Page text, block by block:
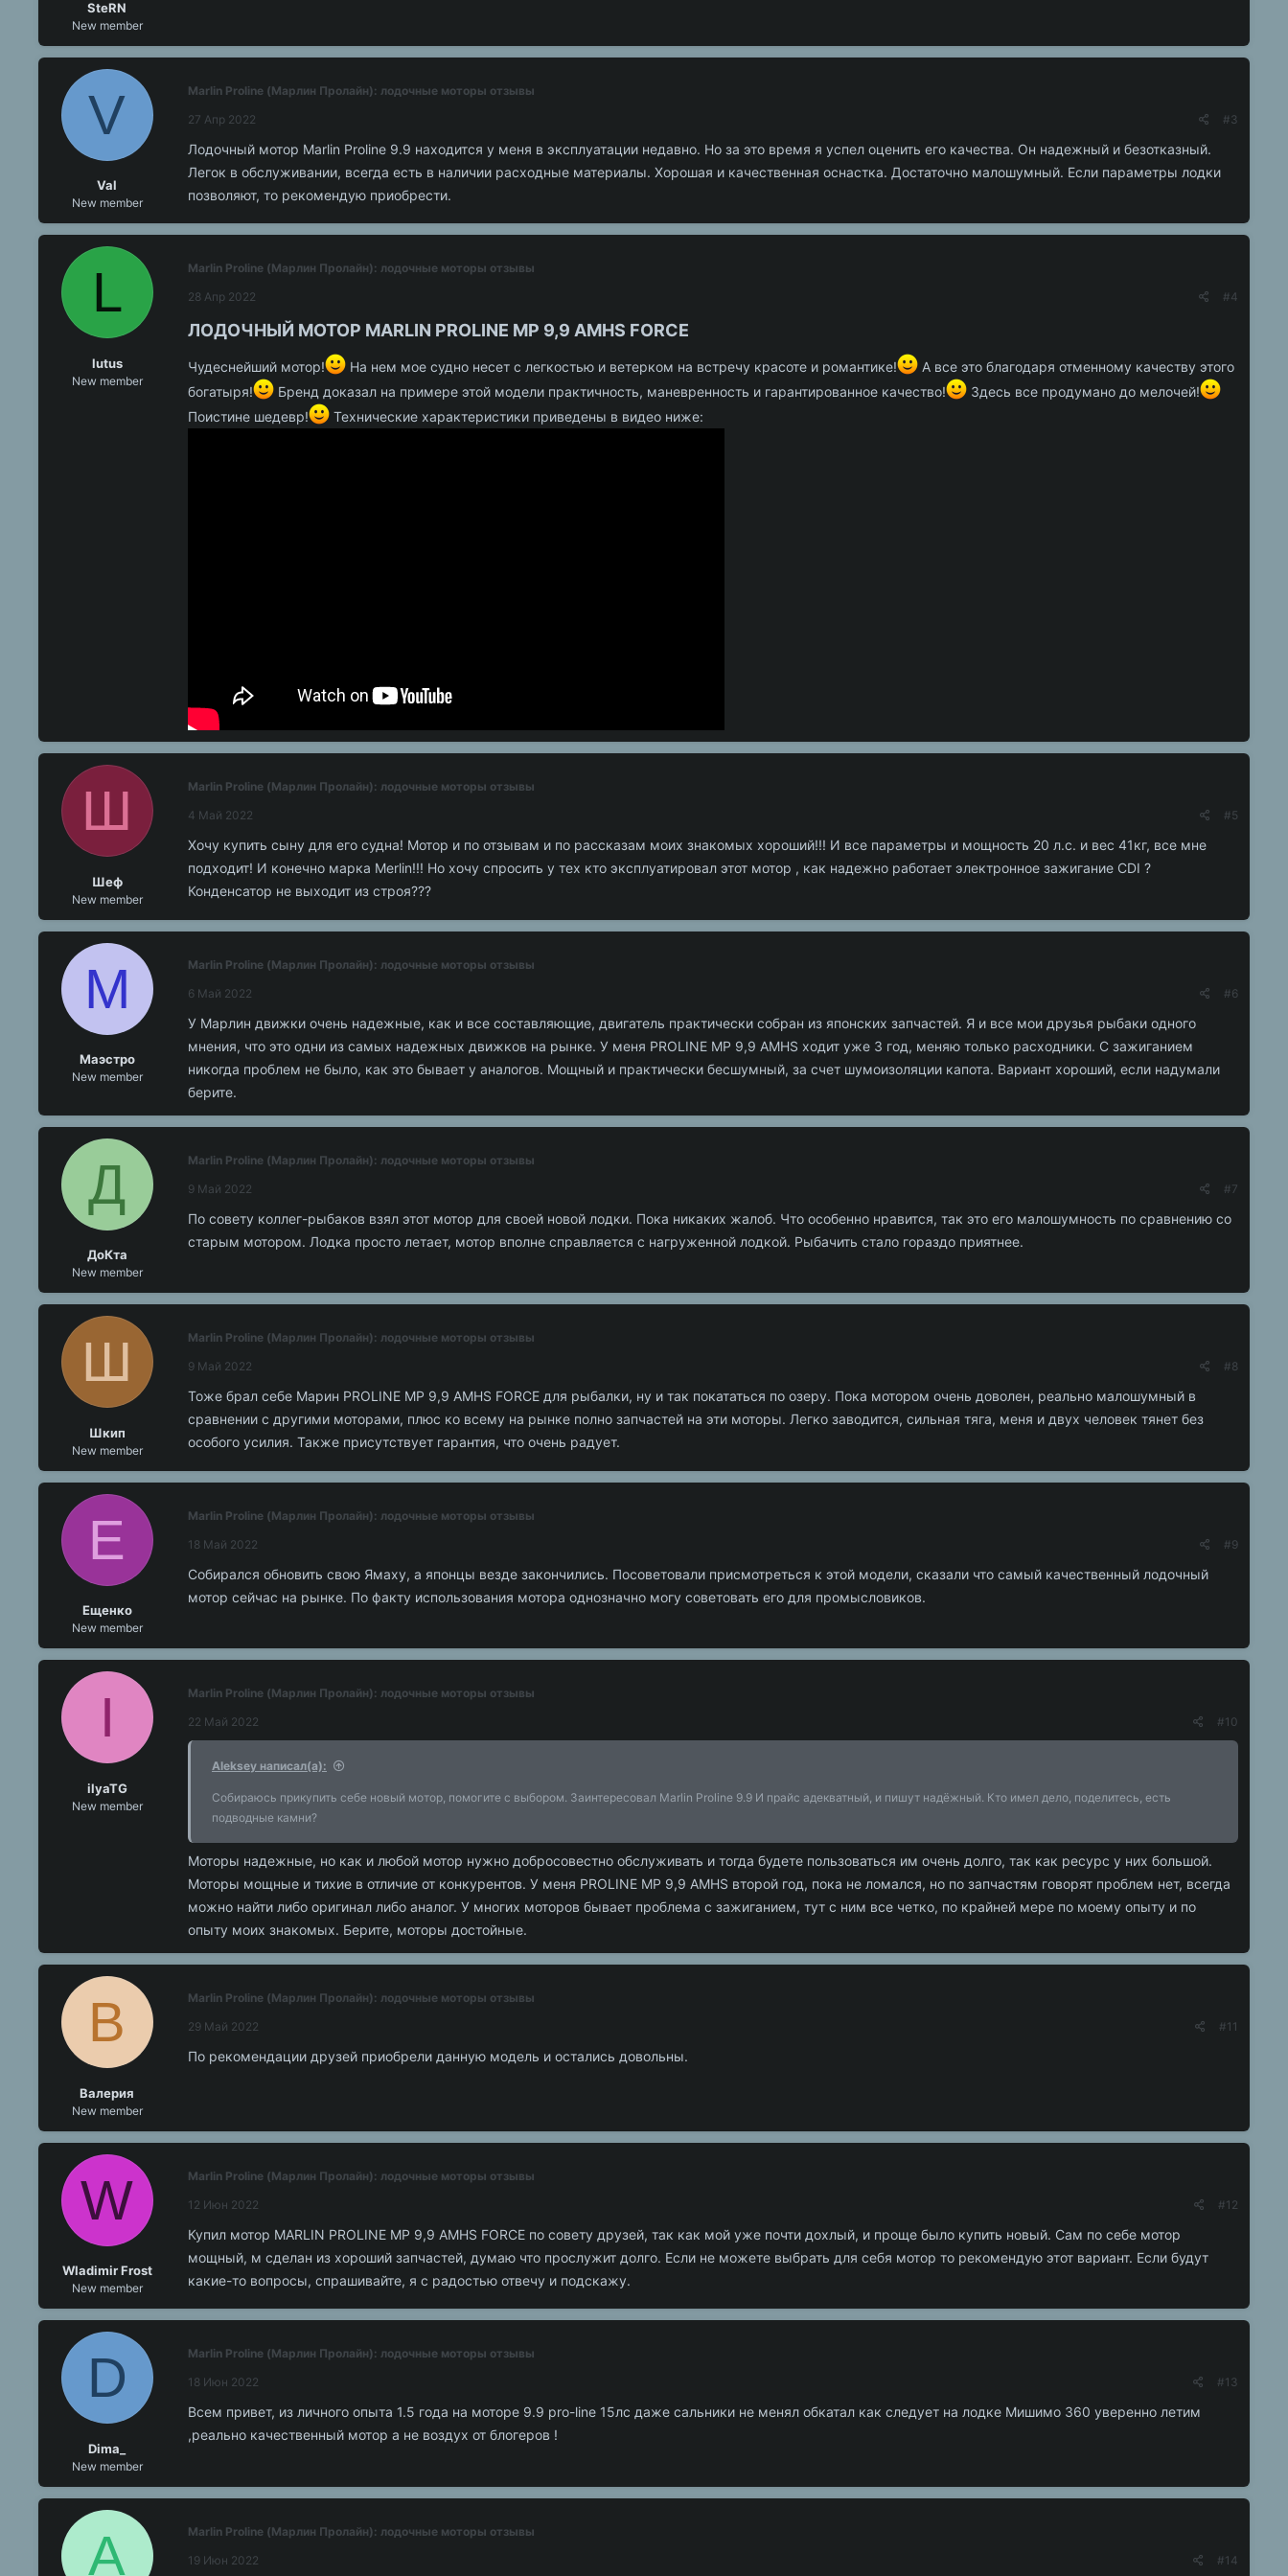
SteRN
New member
V
Val
New member
Marlin Proline (Марлин Пролайн): лодочные моторы отзывы
27 Апр 2022
#3
Лодочный мотор Marlin Proline 9.9 находится у меня в эксплуатации недавно. Но за это время я успел оценить его качества. Он надежный и безотказный.
Легок в обслуживании, всегда есть в наличии расходные материалы. Хорошая и качественная оснастка. Достаточно малошумный. Если параметры лодки
позволяют, то рекомендую приобрести.
L
lutus
New member
Marlin Proline (Марлин Пролайн): лодочные моторы отзывы
28 Апр 2022
#4
ЛОДОЧНЫЙ МОТОР MARLIN PROLINE MP 9,9 AMHS FORCE​
Чудеснейший мотор! На нем мое судно несет с легкостью и ветерком на встречу красоте и романтике!
А все это благодаря отменному качеству этого
богатыря!
Бренд доказал на примере этой модели практичность, маневренность и гарантированное качество!
Здесь все продумано до мелочей!
Поистине шедевр!
Технические характеристики приведены в видео ниже:
Ш
Шеф
New member
Marlin Proline (Марлин Пролайн): лодочные моторы отзывы
4 Май 2022
#5
Хочу купить сыну для его судна! Мотор и по отзывам и по рассказам моих знакомых хороший!!! И все параметры и мощность 20 л.с. и вес 41кг, все мне
подходит! И конечно марка Merlin!!! Но хочу спросить у тех кто эксплуатировал этот мотор , как надежно работает электронное зажигание CDI ?
Конденсатор не выходит из строя???
М
Маэстро
New member
Marlin Proline (Марлин Пролайн): лодочные моторы отзывы
6 Май 2022
#6
У Марлин движки очень надежные, как и все составляющие, двигатель практически собран из японских запчастей. Я и все мои друзья рыбаки одного
мнения, что это одни из самых надежных движков на рынке. У меня PROLINE MP 9,9 AMHS ходит уже 3 год, меняю только расходники. С зажиганием
никогда проблем не было, как это бывает у аналогов. Мощный и практически бесшумный, за счет шумоизоляции капота. Вариант хороший, если надумали
берите.
Д
ДоКта
New member
Marlin Proline (Марлин Пролайн): лодочные моторы отзывы
9 Май 2022
#7
По совету коллег-рыбаков взял этот мотор для своей новой лодки. Пока никаких жалоб. Что особенно нравится, так это его малошумность по сравнению со
старым мотором. Лодка просто летает, мотор вполне справляется с нагруженной лодкой. Рыбачить стало гораздо приятнее.
Ш
Шкип
New member
Marlin Proline (Марлин Пролайн): лодочные моторы отзывы
9 Май 2022
#8
Тоже брал себе Марин PROLINE MP 9,9 AMHS FORCE для рыбалки, ну и так покататься по озеру. Пока мотором очень доволен, реально малошумный в
сравнении с другими моторами, плюс ко всему на рынке полно запчастей на эти моторы. Легко заводится, сильная тяга, меня и двух человек тянет без
особого усилия. Также присутствует гарантия, что очень радует.
Е
Ещенко
New member
Marlin Proline (Марлин Пролайн): лодочные моторы отзывы
18 Май 2022
#9
Собирался обновить свою Ямаху, а японцы везде закончились. Посоветовали присмотреться к этой модели, сказали что самый качественный лодочный
мотор сейчас на рынке. По факту использования мотора однозначно могу советовать его для промысловиков.
I
ilyaTG
New member
Marlin Proline (Марлин Пролайн): лодочные моторы отзывы
22 Май 2022
#10
Aleksey написал(а):
Собираюсь прикупить себе новый мотор, помогите с выбором. Заинтересовал Marlin Proline 9.9 И прайс адекватный, и пишут надёжный. Кто имел дело, поделитесь, есть
подводные камни?
Моторы надежные, но как и любой мотор нужно добросовестно обслуживать и тогда будете пользоваться им очень долго, так как ресурс у них большой.
Моторы мощные и тихие в отличие от конкурентов. У меня PROLINE MP 9,9 AMHS второй год, пока не ломался, но по запчастям говорят проблем нет, всегда
можно найти либо оригинал либо аналог. У многих моторов бывает проблема с зажиганием, тут с ним все четко, по крайней мере по моему опыту и по
опыту моих знакомых. Берите, моторы достойные.
В
Валерия
New member
Marlin Proline (Марлин Пролайн): лодочные моторы отзывы
29 Май 2022
#11
По рекомендации друзей приобрели данную модель и остались довольны.
W
Wladimir Frost
New member
Marlin Proline (Марлин Пролайн): лодочные моторы отзывы
12 Июн 2022
#12
Купил мотор MARLIN PROLINE MP 9,9 AMHS FORCE по совету друзей, так как мой уже почти дохлый, и проще было купить новый. Сам по себе мотор
мощный, м сделан из хороший запчастей, думаю что прослужит долго. Если не можете выбрать для себя мотор то рекомендую этот вариант. Если будут
какие-то вопросы, спрашивайте, я с радостью отвечу и подскажу.
D
Dima_
New member
Marlin Proline (Марлин Пролайн): лодочные моторы отзывы
18 Июн 2022
#13
Всем привет, из личного опыта 1.5 года на моторе 9.9 pro-line 15лс даже сальники не менял обкатал как следует на лодке Мишимо 360 уверенно летим
,реально качественный мотор а не воздух от блогеров !
A
Marlin Proline (Марлин Пролайн): лодочные моторы отзывы
19 Июн 2022
#14